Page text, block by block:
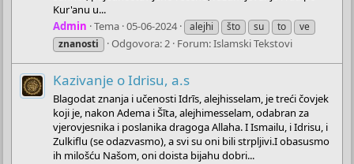
r
(
s
Kur'anu u...
Admin Tema 05-06-2024 alejhi što su to
ve
znanosti
Odgovora: 2 Forum:Islamski Tekstovi
Kazivanje o Idrisu, a.s
Blagodat znanja i učenosti Idrīs, alejhisselam, je treći čovjek
koji je, nakon Adema i Šīta, alejhimesselam, odabran za
vjerovjesnika i poslanika dragoga Allaha. I Ismailu, i Idrisu, i
Zulkiflu (se odazvasmo), a svi su oni bili strpljivi.I obasusmo
ih milošću Našom, oni doista bijahu dobri...